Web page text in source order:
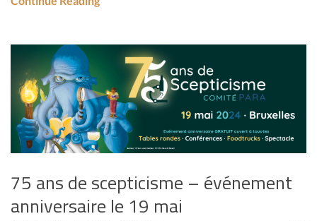
75 ans de scepticisme – événement
anniversaire le 19 mai